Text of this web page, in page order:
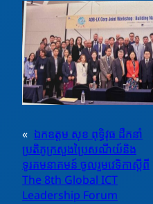
« ឯកឧត្តម សុខ ពុទ្ធិវុធ ដឹកនាំ
ប្រតិភូក្រសួងប្រៃសណីយ៍និង
ទូរគមនាគមន៍ ចូលរួមវេទិកាស្តីពី
The 8th Global ICT
Leadership Forum